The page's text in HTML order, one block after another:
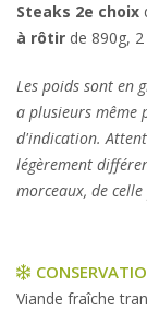
Steaks 2e choix
à rôtir de 890g, 2
Les poids sont en
a plusieurs même
d'indication.
légèrement
morceaux, de celle
Viande fraîche